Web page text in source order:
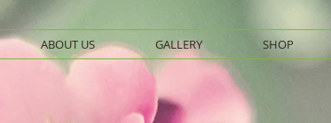
ABOUT US GALLERY SHOP